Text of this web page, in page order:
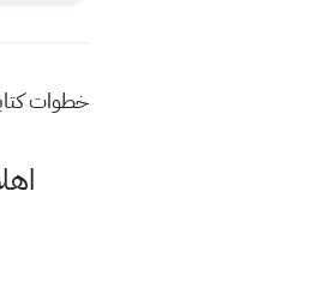
خطوات